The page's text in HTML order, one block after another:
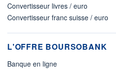
Convertisseur livres / euro
Convertisseur franc suisse / euro
L'OFFRE BOURSOBANK
Banque en ligne